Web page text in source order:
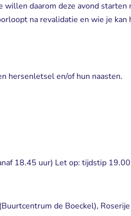
willen daarom deze avond
na revalidatie en wie je kan
hersenletsel en/of hun naasten.
18.45 uur) Let op: tijdstip
de Boeckel),